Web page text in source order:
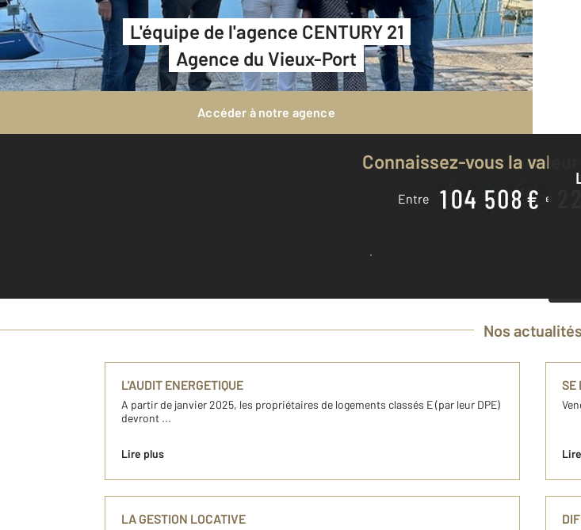
L'équipe de l'agence CENTURY 21
Agence du Vieux-Port
Accéder à notre agence
Connaissez-vous la
Entre
Je découvre combien vaut mon bien
Nos actualités
L'AUDIT ENERGETIQUE
A partir de janvier 2025, les propriétaires de logements classés E (par leur DPE)
devront ...
Lire plus
SE
LA GESTION LOCATIVE